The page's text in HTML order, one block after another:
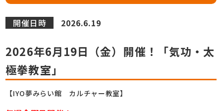
開催日時 2026.6.19
2026年6月19日（金）開催！「気功・太
極拳教室」
【IYO夢みらい館 カルチャー教室】